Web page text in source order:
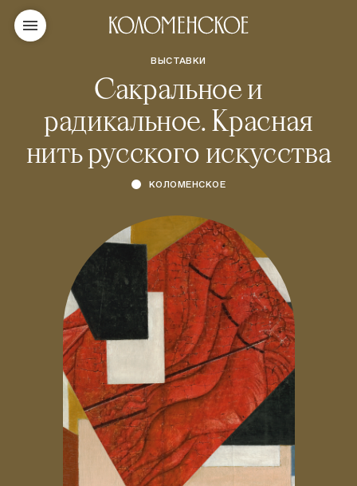
ВЫСТАВКИ
Сакральное и
радикальное. Красная
нить русского искусства
КОЛОМЕНСКОЕ